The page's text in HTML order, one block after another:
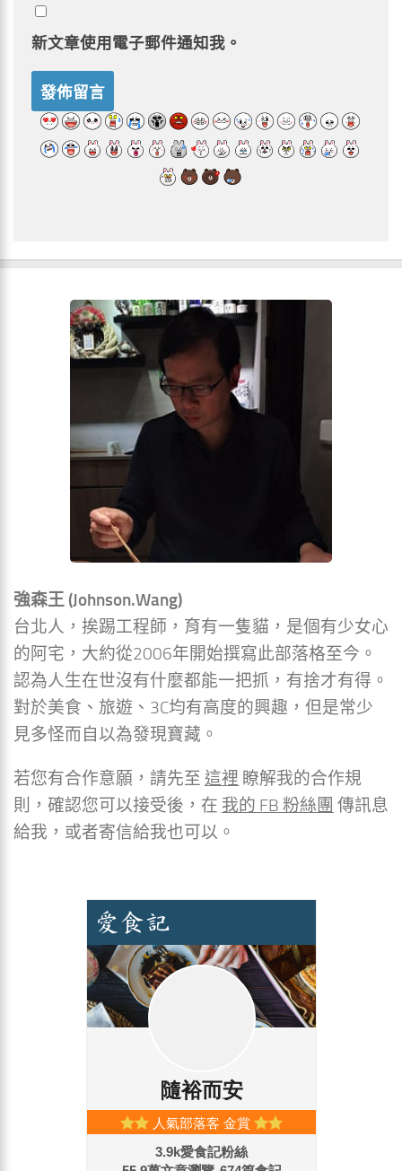
新文章使用電子郵件通知我。
強森王 (Johnson.Wang)
台北人，挨踢工程師，育有一隻貓，是個有少女心
的阿宅，大約從2006年開始撰寫此部落格至今。
認為人生在世沒有什麼都能一把抓，有捨才有得。
對於美食、旅遊、3C均有高度的興趣，但是常少
見多怪而自以為發現寶藏。
若您有合作意願，請先至 這裡 瞭解我的合作規
則，確認您可以接受後，在 我的 FB 粉絲團 傳訊息
給我，或者寄信給我也可以。